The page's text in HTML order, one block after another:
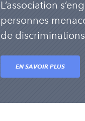
L’association
personnes
de
EN SAVOIR PLUS